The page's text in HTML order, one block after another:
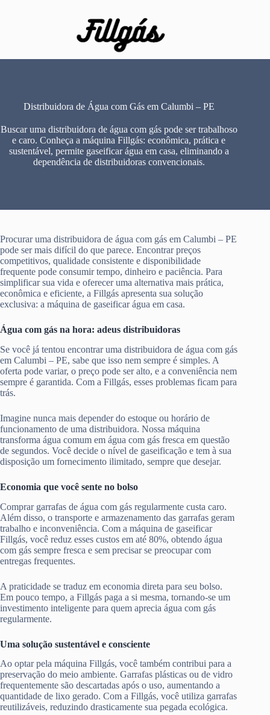
Distribuidora de Água com Gás em Calumbi – PE
Buscar uma distribuidora de água com gás pode ser trabalhoso
e caro. Conheça a máquina Fillgás: econômica, prática e
sustentável, permite gaseificar água em casa, eliminando a
dependência de distribuidoras convencionais.
Procurar uma distribuidora de água com gás em Calumbi – PE
pode ser mais difícil do que parece. Encontrar preços
competitivos, qualidade consistente e disponibilidade
frequente pode consumir tempo, dinheiro e paciência. Para
simplificar sua vida e oferecer uma alternativa mais prática,
econômica e eficiente, a Fillgás apresenta sua solução
exclusiva: a máquina de gaseificar água em casa.
Água com gás na hora: adeus distribuidoras
Se você já tentou encontrar uma distribuidora de água com gás
em Calumbi – PE, sabe que isso nem sempre é simples. A
oferta pode variar, o preço pode ser alto, e a conveniência nem
sempre é garantida. Com a Fillgás, esses problemas ficam para
trás.
Imagine nunca mais depender do estoque ou horário de
funcionamento de uma distribuidora. Nossa máquina
transforma água comum em água com gás fresca em questão
de segundos. Você decide o nível de gaseificação e tem à sua
disposição um fornecimento ilimitado, sempre que desejar.
Economia que você sente no bolso
Comprar garrafas de água com gás regularmente custa caro.
Além disso, o transporte e armazenamento das garrafas geram
trabalho e inconveniência. Com a máquina de gaseificar
Fillgás, você reduz esses custos em até 80%, obtendo água
com gás sempre fresca e sem precisar se preocupar com
entregas frequentes.
A praticidade se traduz em economia direta para seu bolso.
Em pouco tempo, a Fillgás paga a si mesma, tornando-se um
investimento inteligente para quem aprecia água com gás
regularmente.
Uma solução sustentável e consciente
Ao optar pela máquina Fillgás, você também contribui para a
preservação do meio ambiente. Garrafas plásticas ou de vidro
frequentemente são descartadas após o uso, aumentando a
quantidade de lixo gerado. Com a Fillgás, você utiliza garrafas
reutilizáveis, reduzindo drasticamente sua pegada ecológica.